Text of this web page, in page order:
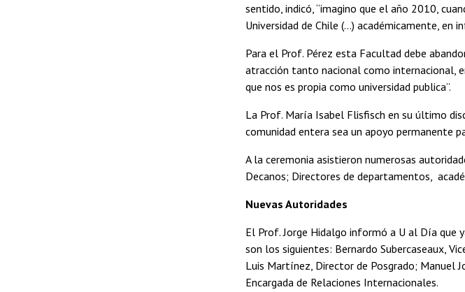
sentido, indicó, “imagino que el año 2010,
Universidad de Chile (…) académicamente, en
Para el Prof. Pérez esta Facultad debe
atracción tanto nacional como internacional,
que nos es propia como universidad publica”.
La Prof. María Isabel Flisfisch en su último
comunidad entera sea un apoyo permanente
A la ceremonia asistieron numerosas
Decanos; Directores de departamentos,
Nuevas Autoridades
El Prof. Jorge Hidalgo informó a U al Día que
son los siguientes: Bernardo Subercaseaux,
Luis Martínez, Director de Posgrado; Manuel
Encargada de Relaciones Internacionales.